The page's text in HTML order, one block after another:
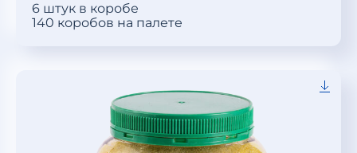
6 штук в коробе
140 коробов на палете